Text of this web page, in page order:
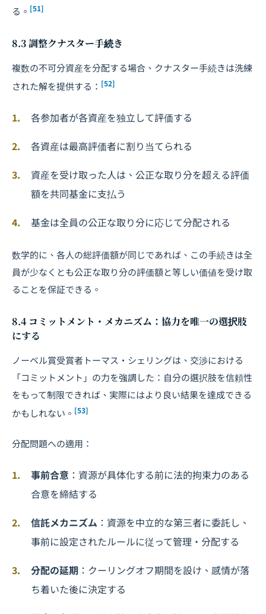
る。 [51]
8.3 調整クナスター手続き
複数の不可分資産を分配する場合、クナスター手続きは洗練
された解を提供する： [52]
各参加者が各資産を独立して評価する
各資産は最高評価者に割り当てられる
資産を受け取った人は、公正な取り分を超える評価
額を共同基金に支払う
基金は全員の公正な取り分に応じて分配される
数学的に、各人の総評価額が同じであれば、この手続きは全
員が少なくとも公正な取り分の評価額と等しい価値を受け取
ることを保証できる。
8.4 コミットメント・メカニズム：協力を唯一の選択肢
にする
ノーベル賞受賞者トーマス・シェリングは、交渉における
「コミットメント」の力を強調した：自分の選択肢を信頼性
をもって制限できれば、実際にはより良い結果を達成できる
かもしれない。 [53]
分配問題への適用：
事前合意 ：資源が具体化する前に法的拘束力のある
合意を締結する
信託メカニズム ：資源を中立的な第三者に委託し、
事前に設定されたルールに従って管理・分配する
分配の延期 ：クーリングオフ期間を設け、感情が落
ち着いた後に決定する